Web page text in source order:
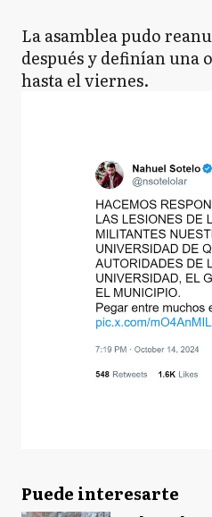
La asamblea pudo
después y definían una
hasta el viernes.
Puede interesarte